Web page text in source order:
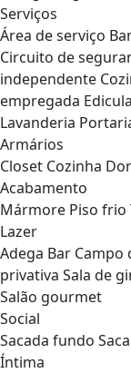
Serviços
Área de serviço
Circuito de
independente
empregada Edicula
Lavanderia
Armários
Closet Cozinha
Acabamento
Mármore Piso frio
Lazer
Adega Bar Campo
privativa Sala de
Salão gourmet
Social
Sacada fundo
Íntima